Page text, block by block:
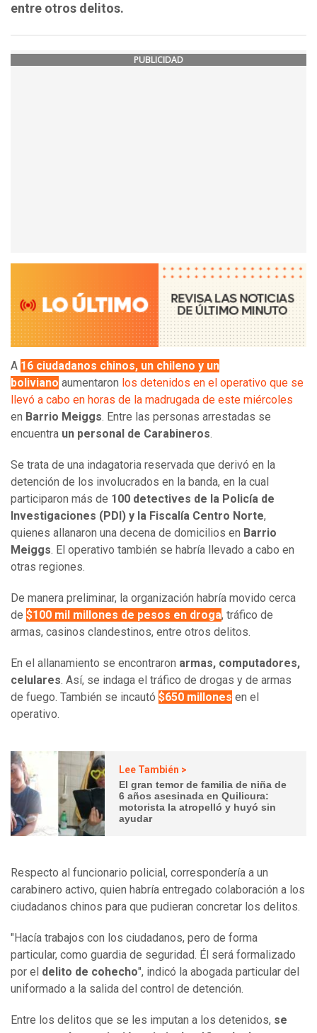
entre otros delitos.
PUBLICIDAD
A 16 ciudadanos chinos, un chileno y un
boliviano aumentaron los detenidos en el operativo que se
llevó a cabo en horas de la madrugada de este miércoles
en Barrio Meiggs. Entre las personas arrestadas se
encuentra un personal de Carabineros.
Se trata de una indagatoria reservada que derivó en la
detención de los involucrados en la banda, en la cual
participaron más de 100 detectives de la Policía de
Investigaciones (PDI) y la Fiscalía Centro Norte,
quienes allanaron una decena de domicilios en Barrio
Meiggs. El operativo también se habría llevado a cabo en
otras regiones.
De manera preliminar, la organización habría movido cerca
de $100 mil millones de pesos en droga, tráfico de
armas, casinos clandestinos, entre otros delitos.
En el allanamiento se encontraron armas, computadores,
celulares. Así, se indaga el tráfico de drogas y de armas
de fuego. También se incautó $650 millones en el
operativo.
Lee También >
El gran temor de familia de niña de
6 años asesinada en Quilicura:
motorista la atropelló y huyó sin
ayudar
Respecto al funcionario policial, correspondería a un
carabinero activo, quien habría entregado colaboración a los
ciudadanos chinos para que pudieran concretar los delitos.
"Hacía trabajos con los ciudadanos, pero de forma
particular, como guardia de seguridad. Él será formalizado
por el delito de cohecho", indicó la abogada particular del
uniformado a la salida del control de detención.
Entre los delitos que se les imputan a los detenidos, se